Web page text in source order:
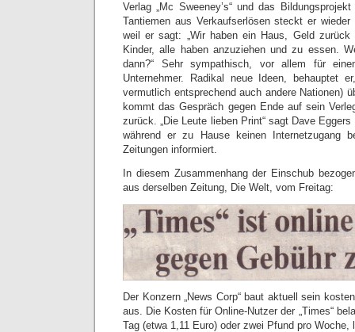
Verlag „Mc Sweeney’s“ und das
Tantiemen aus Verkaufserlösen steckt er
weil er sagt: „Wir haben ein Haus, Geld
Kinder, alle haben anzuziehen und zu essen.
dann?“ Sehr sympathisch, vor allem für
Unternehmer. Radikal neue Ideen, behauptet
vermutlich entsprechend auch andere Nationen)
kommt das Gespräch gegen Ende auf sein
zurück. „Die Leute lieben Print“ sagt Dave
während er zu Hause keinen Internetzugang
Zeitungen informiert.
In diesem Zusammenhang der Einschub
aus derselben Zeitung, Die Welt, vom Freitag:
Der Konzern „News Corp“ baut aktuell sein
aus. Die Kosten für Online-Nutzer der „Times“
Tag (etwa 1,11 Euro) oder zwei Pfund pro Woche,